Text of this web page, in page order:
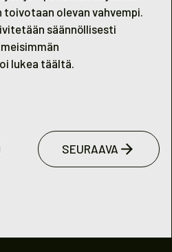
olevan vahvempi.
säännöllisesti
lukea täältä.
SEURAAVA